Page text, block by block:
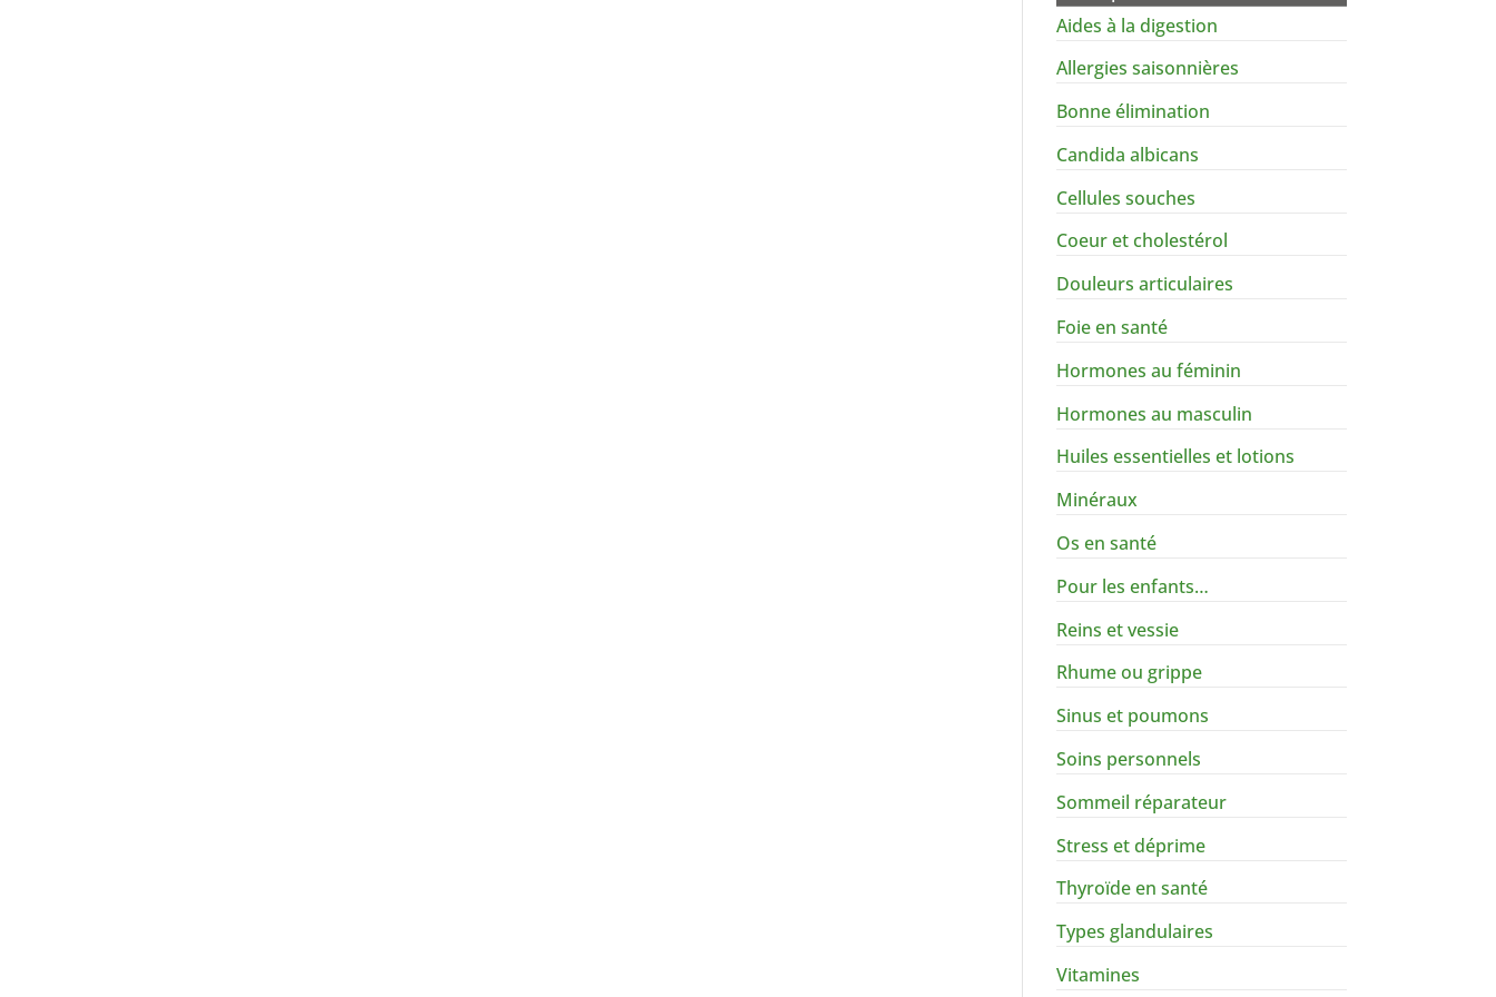
Aides à la digestion
Allergies saisonnières
Bonne élimination
Candida albicans
Cellules souches
Coeur et cholestérol
Douleurs articulaires
Foie en santé
Hormones au féminin
Hormones au masculin
Huiles essentielles et lotions
Minéraux
Os en santé
Pour les enfants…
Reins et vessie
Rhume ou grippe
Sinus et poumons
Soins personnels
Sommeil réparateur
Stress et déprime
Thyroïde en santé
Types glandulaires
Vitamines